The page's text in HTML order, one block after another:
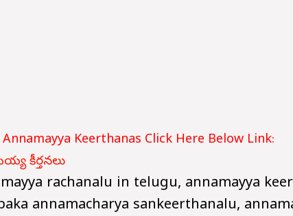
Keerthanas Click Here Below Link:
కీర్తనలు
rachanalu in telugu, annamayya
annamacharya sankeerthanalu,